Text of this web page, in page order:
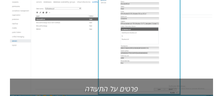
פרטים על התעודה